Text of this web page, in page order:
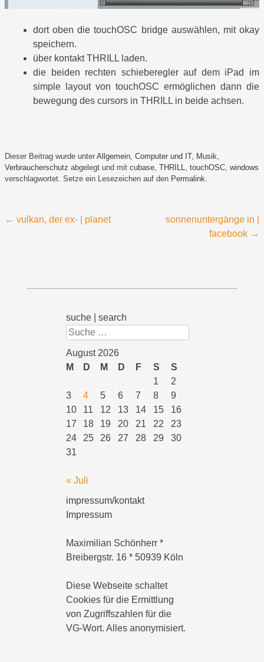
dort oben die touchOSC bridge auswählen, mit okay
speichern.
über kontakt THRILL laden.
die beiden rechten schieberegler auf dem iPad im
simple layout von touchOSC ermöglichen dann die
bewegung des cursors in THRILL in beide achsen.
Dieser Beitrag wurde unter Allgemein, Computer und IT, Musik,
Verbraucherschutz abgelegt und mit cubase, THRILL, touchOSC, windows
verschlagwortet. Setze ein Lesezeichen auf den Permalink.
Beitragsnavigation
← vulkan, der ex- | planet
sonnenuntergänge in |
facebook →
suche | search
Suchen
August 2026
M
D M D F S
S
1
2
3
4 5 6 7 8
9
10
11 12 13 14 15
16
17
18 19 20 21 22
23
24
25 26 27 28 29
30
31
« Juli
impressum/kontakt
Impressum
Maximilian Schönherr *
Breibergstr. 16 * 50939 Köln
Diese Webseite schaltet
Cookies für die Ermittlung
von Zugriffszahlen für die
VG-Wort. Alles anonymisiert.